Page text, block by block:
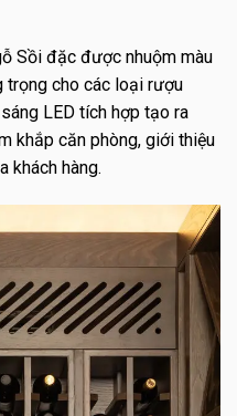
Sồi đặc được nhuộm màu
trọng cho các loại rượu
LED tích hợp tạo ra
khắp căn phòng, giới thiệu
khách hàng.